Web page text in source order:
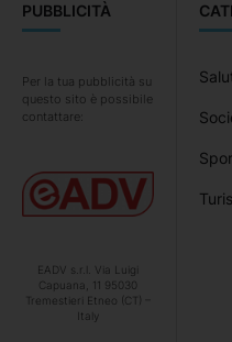
PUBBLICITÀ
Per la tua pubblicità su
questo sito è possibile
contattare:
EADV s.r.l. Via Luigi
Capuana, 11 95030
Tremestieri Etneo (CT) –
Italy